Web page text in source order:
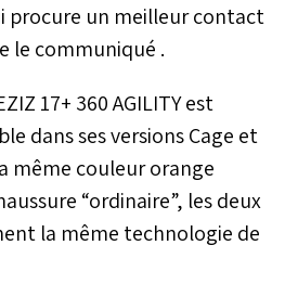
procure un meilleur contact
le communiqué .
17+ 360 AGILITY est
dans ses versions Cage et
même couleur orange
“ordinaire”, les deux
la même technologie de